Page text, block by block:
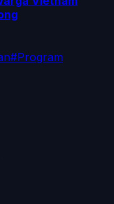
#Program